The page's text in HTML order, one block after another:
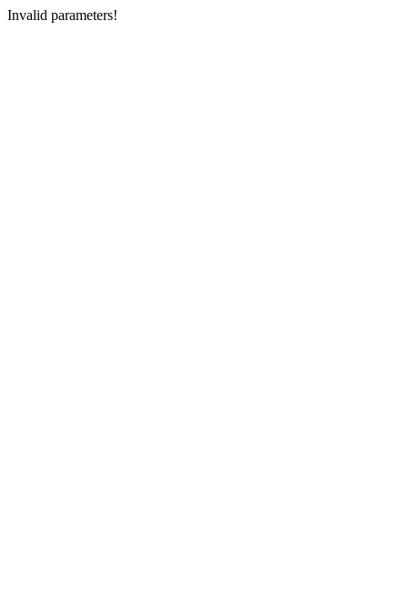
Invalid parameters!